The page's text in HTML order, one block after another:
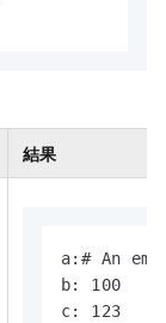
結果
a:# An
b: 100
c: 123